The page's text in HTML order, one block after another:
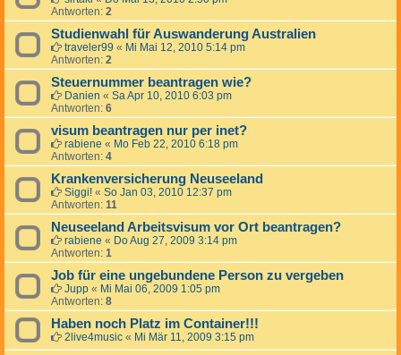
Antworten: 2
Studienwahl für Auswanderung Australien
traveler99 « Mi Mai 12, 2010 5:14 pm
Antworten: 2
Steuernummer beantragen wie?
Danien « Sa Apr 10, 2010 6:03 pm
Antworten: 6
visum beantragen nur per inet?
rabiene « Mo Feb 22, 2010 6:18 pm
Antworten: 4
Krankenversicherung Neuseeland
Siggi! « So Jan 03, 2010 12:37 pm
Antworten: 11
Neuseeland Arbeitsvisum vor Ort beantragen?
rabiene « Do Aug 27, 2009 3:14 pm
Antworten: 1
Job für eine ungebundene Person zu vergeben
Jupp « Mi Mai 06, 2009 1:05 pm
Antworten: 8
Haben noch Platz im Container!!!
2live4music « Mi Mär 11, 2009 3:15 pm